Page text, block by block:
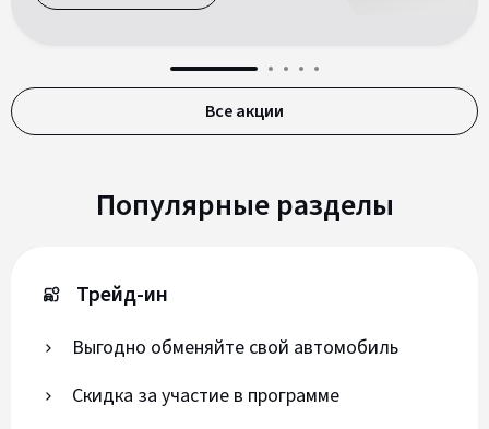
Все акции
Популярные разделы
Трейд-ин
Выгодно обменяйте свой автомобиль
Скидка за участие в программе